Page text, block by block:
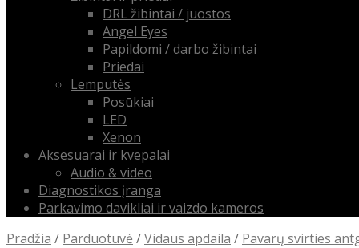
DRL žibintai / juostos
Angel Eyes
Papildomi / darbo žibintai
Priedai
Lemputės
Posūkiai
LED
Xenon
Aksesuarai ir kvepalai
Audio & video
Diagnostikos įranga
Parkavimo davikliai ir vaizdo kameros
Pradžia / Parduotuvė /Vidaus apdaila / Pavarų svirties